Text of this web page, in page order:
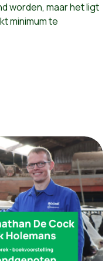
worden, maar het ligt
minimum te